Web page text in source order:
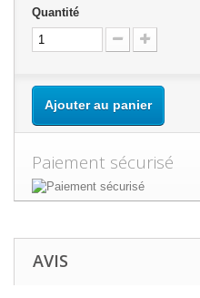
Quantité
Ajouter au panier
Paiement sécurisé
AVIS